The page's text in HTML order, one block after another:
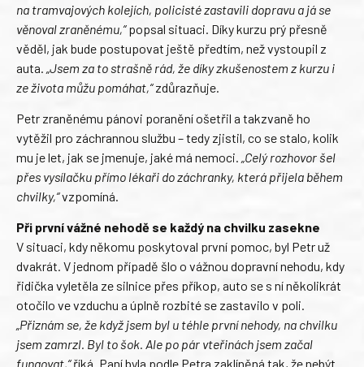
na tramvajových kolejích, policisté zastavili dopravu a já se
věnoval zraněnému,“popsal situaci. Díky kurzu prý přesně
věděl, jak bude postupovat ještě předtím, než vystoupil z
auta.
„Jsem za to strašně rád, že díky zkušenostem z kurzu i
ze života můžu pomáhat,“zdůrazňuje.
Petr zraněnému pánovi poranění ošetřil a takzvaně ho
vytěžil pro záchrannou službu – tedy zjistil, co se stalo, kolik
mu je let, jak se jmenuje, jaké má nemoci. „Celý rozhovor šel
přes vysílačku přímo lékaři do záchranky, která přijela během
chvilky,“vzpomíná.
Při první vážné nehodě se každý na chvilku zasekne
V situaci, kdy někomu poskytoval první pomoc, byl Petr už
dvakrát. V jednom případě šlo o vážnou dopravní nehodu, kdy
řidička vyletěla ze silnice přes příkop, auto se s ní několikrát
otočilo ve vzduchu a úplně rozbité se zastavilo v poli.
„Přiznám se, že když jsem byl u téhle první nehody, na chvilku
jsem zamrzl. Byl to šok. Ale po pár vteřinách jsem začal
fungovat,“říká. Paní byla podle Petra zaklíněná tak, že nebýt